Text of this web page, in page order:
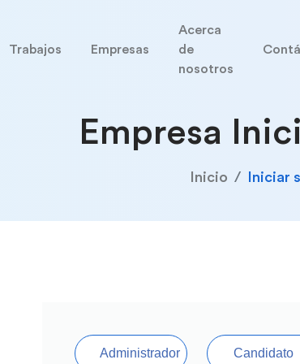
Trabajos Empresas
Acerca
de
nosotros
Empresa
Inicio Iniciar
Administrador Candidato